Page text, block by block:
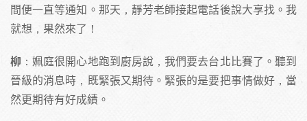
間便一直等通知。那天，靜芳老師接起電話後說大享找。我
就想，果然來了！
柳 ：姵庭很開心地跑到廚房說，我們要去台北比賽了。聽到
晉級的消息時，既緊張又期待。緊張的是要把事情做好，當
然更期待有好成績。